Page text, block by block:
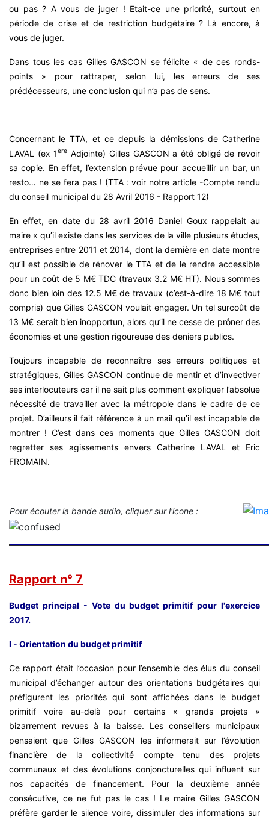
ou pas ? A vous de juger ! Etait-ce une priorité, surtout en
période de crise et de restriction budgétaire ? Là encore, à
vous de juger.
Dans tous les cas Gilles GASCON se félicite « de ces ronds-
points » pour rattraper, selon lui, les erreurs de ses
prédécesseurs, une conclusion qui n’a pas de sens.
Concernant le TTA, et ce depuis la démissions de Catherine
LAVAL (ex 1ère Adjointe) Gilles GASCON a été obligé de revoir
sa copie. En effet, l’extension prévue pour accueillir un bar, un
resto… ne se fera pas ! (TTA : voir notre article -Compte rendu
du conseil municipal du 28 Avril 2016 - Rapport 12)
En effet, en date du 28 avril 2016 Daniel Goux rappelait au
maire « qu’il existe dans les services de la ville plusieurs études,
entreprises entre 2011 et 2014, dont la dernière en date montre
qu’il est possible de rénover le TTA et de le rendre accessible
pour un coût de 5 M€ TDC (travaux 3.2 M€ HT). Nous sommes
donc bien loin des 12.5 M€ de travaux (c’est-à-dire 18 M€ tout
compris) que Gilles GASCON voulait engager. Un tel surcoût de
13 M€ serait bien inopportun, alors qu’il ne cesse de prôner des
économies et une gestion rigoureuse des deniers publics.
Toujours incapable de reconnaître ses erreurs politiques et
stratégiques, Gilles GASCON continue de mentir et d’invectiver
ses interlocuteurs car il ne sait plus comment expliquer l’absolue
nécessité de travailler avec la métropole dans le cadre de ce
projet. D’ailleurs il fait référence à un mail qu’il est incapable de
montrer ! C’est dans ces moments que Gilles GASCON doit
regretter ses agissements envers Catherine LAVAL et Eric
FROMAIN.
Pour écouter la bande audio, cliquer sur l'icone :
Rapport n° 7
Budget principal - Vote du budget primitif pour l'exercice
2017.
I - Orientation du budget primitif
Ce rapport était l’occasion pour l’ensemble des élus du conseil
municipal d’échanger autour des orientations budgétaires qui
préfigurent les priorités qui sont affichées dans le budget
primitif voire au-delà pour certains « grands projets »
bizarrement revues à la baisse. Les conseillers municipaux
pensaient que Gilles GASCON les informerait sur l’évolution
financière de la collectivité compte tenu des projets
communaux et des évolutions conjoncturelles qui influent sur
nos capacités de financement. Pour la deuxième année
consécutive, ce ne fut pas le cas ! Le maire Gilles GASCON
préfère garder le silence voire, dissimuler des informations sur